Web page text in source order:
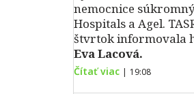
nemocnice
Hospitals a Agel.
štvrtok informovala
Eva Lacová.
Čítať viac | 19:08